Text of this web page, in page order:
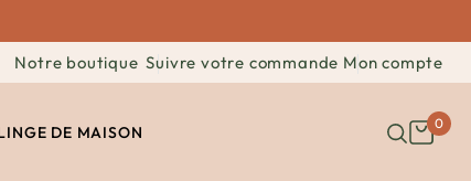
Notre boutique Suivre votre commande Mon compte
DE MAISON 0